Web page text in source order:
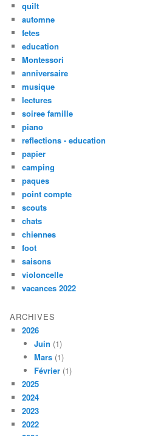
quilt
automne
fetes
education
Montessori
anniversaire
musique
lectures
soiree famille
piano
reflections - education
papier
camping
paques
point compte
scouts
chats
chiennes
foot
saisons
violoncelle
vacances 2022
ARCHIVES
2026
Juin (1)
Mars (1)
Février (1)
2025
2024
2023
2022